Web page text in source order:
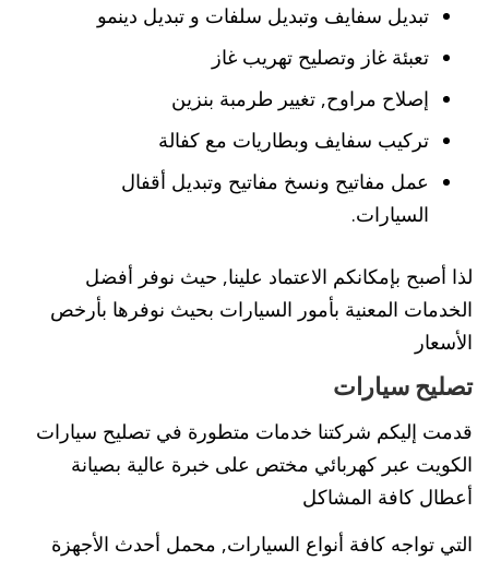
تبديل سفايف وتبديل سلفات و تبديل دينمو
تعبئة غاز وتصليح تهريب غاز
إصلاح مراوح, تغيير طرمبة بنزين
تركيب سفايف وبطاريات مع كفالة
عمل مفاتيح ونسخ مفاتيح وتبديل أقفال
السيارات.
لذا أصبح بإمكانكم الاعتماد علينا, حيث نوفر أفضل
الخدمات المعنية بأمور السيارات بحيث نوفرها بأرخص
الأسعار
تصليح سيارات
قدمت إليكم شركتنا خدمات متطورة في تصليح سيارات
الكويت عبر كهربائي مختص على خبرة عالية بصيانة
أعطال كافة المشاكل
التي تواجه كافة أنواع السيارات, محمل أحدث الأجهزة